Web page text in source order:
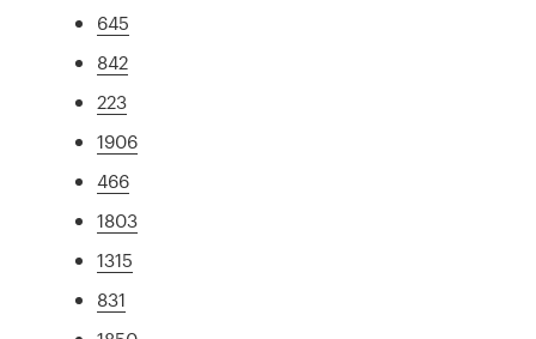
645
842
223
1906
466
1803
1315
831